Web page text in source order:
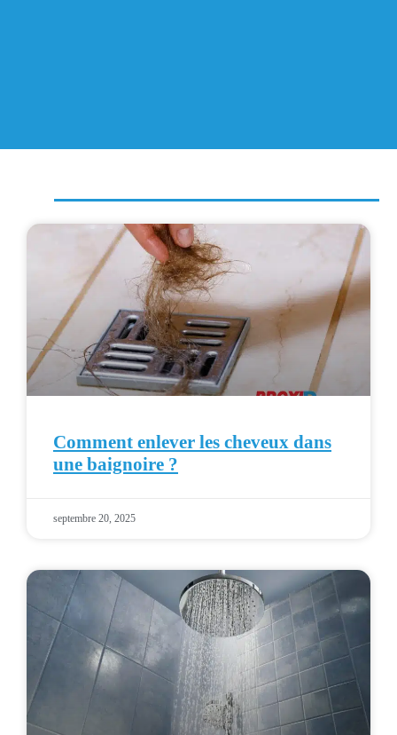
Comment enlever les cheveux dans
une baignoire ?
septembre 20, 2025